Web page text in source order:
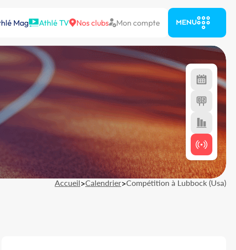
Mag Athlé TV Nos clubs Mon compte MENU
Accueil>Calendrier>Compétition à Lubbock (Usa)